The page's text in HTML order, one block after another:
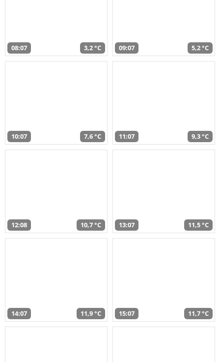
08:07 3,2 °C 09:07 5,2 °C
10:07 7,6 °C 11:07 9,3 °C
12:08 10,7 °C 13:07 11,5 °C
14:07 11,9 °C 15:07 11,7 °C